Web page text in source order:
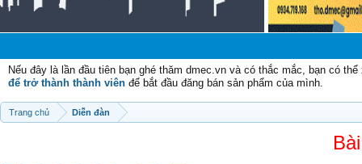
Nếu đây là lần đầu tiên bạn ghé thăm dmec.vn và có thắc mắc, bạn có
để trở thành thành viên để bắt đầu đăng bán sản phẩm của mình.
Trang chủ Diễn đàn